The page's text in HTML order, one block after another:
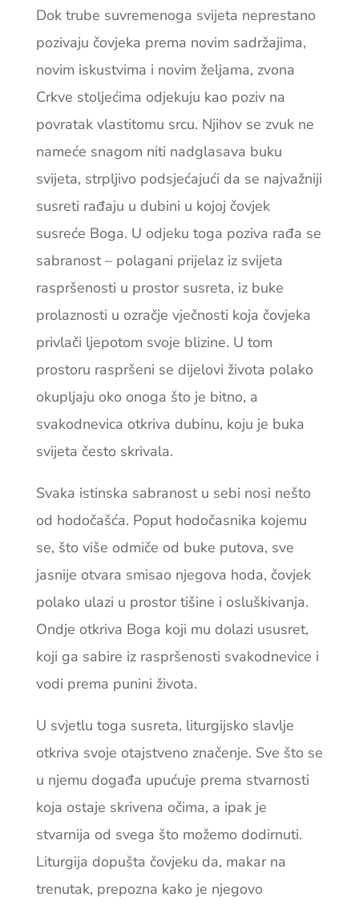
Dok trube suvremenoga svijeta neprestano
pozivaju čovjeka prema novim sadržajima,
novim iskustvima i novim željama, zvona
Crkve stoljećima odjekuju kao poziv na
povratak vlastitomu srcu. Njihov se zvuk ne
nameće snagom niti nadglasava buku
svijeta, strpljivo podsjećajući da se najvažniji
susreti rađaju u dubini u kojoj čovjek
susreće Boga. U odjeku toga poziva rađa se
sabranost – polagani prijelaz iz svijeta
raspršenosti u prostor susreta, iz buke
prolaznosti u ozračje vječnosti koja čovjeka
privlači ljepotom svoje blizine. U tom
prostoru raspršeni se dijelovi života polako
okupljaju oko onoga što je bitno, a
svakodnevica otkriva dubinu, koju je buka
svijeta često skrivala.
Svaka istinska sabranost u sebi nosi nešto
od hodočašća. Poput hodočasnika kojemu
se, što više odmiče od buke putova, sve
jasnije otvara smisao njegova hoda, čovjek
polako ulazi u prostor tišine i osluškivanja.
Ondje otkriva Boga koji mu dolazi ususret,
koji ga sabire iz raspršenosti svakodnevice i
vodi prema punini života.
U svjetlu toga susreta, liturgijsko slavlje
otkriva svoje otajstveno značenje. Sve što se
u njemu događa upućuje prema stvarnosti
koja ostaje skrivena očima, a ipak je
stvarnija od svega što možemo dodirnuti.
Liturgija dopušta čovjeku da, makar na
trenutak, prepozna kako je njegovo